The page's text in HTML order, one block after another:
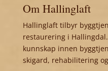
Om Hallinglaft
Hallinglaft tilbyr
restaurering i
kunnskap innen
skigard, rehabilitering